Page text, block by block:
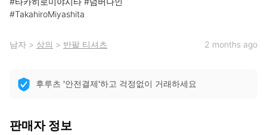
#TakahiroMiyashita
남자 > 상의 > 반팔 티셔츠 2 months ago
후루츠 '안전결제'하고 걱정없이 거래하세요
판매자 정보